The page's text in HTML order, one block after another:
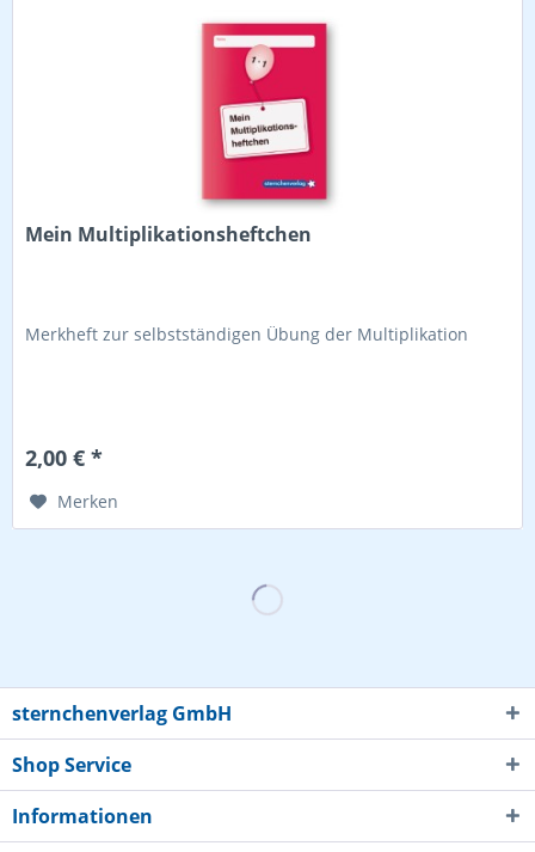
Mein Multiplikationsheftchen
Merkheft zur selbstständigen Übung der Multiplikation
2,00 € *
Merken
sternchenverlag GmbH
Shop Service
Informationen